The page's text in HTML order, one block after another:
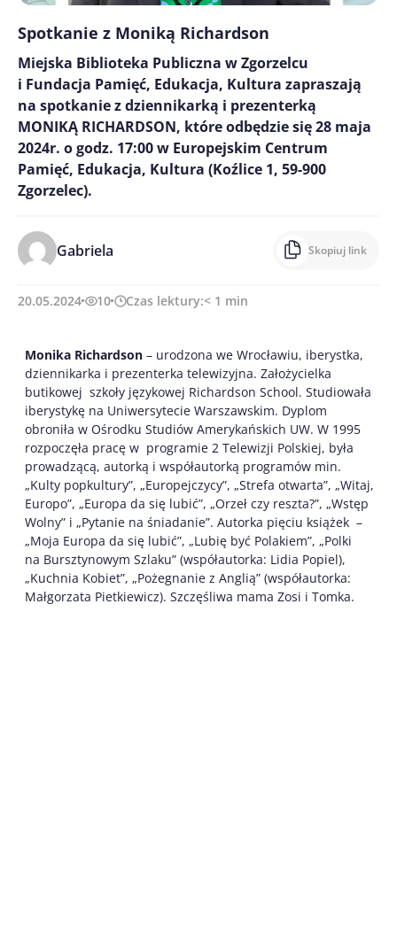
Spotkanie z Moniką Richardson
Miejska Biblioteka Publiczna w Zgorzelcu
i Fundacja Pamięć, Edukacja, Kultura zapraszają
na spotkanie z dziennikarką i prezenterką
MONIKĄ RICHARDSON, które odbędzie się 28 maja
2024r. o godz. 17:00 w Europejskim Centrum
Pamięć, Edukacja, Kultura (Koźlice 1, 59-900
Zgorzelec).
Gabriela Skopiuj link
20.05.2024 10 Czas lektury:< 1 min
Monika Richardson – urodzona we Wrocławiu, iberystka,
dziennikarka i prezenterka telewizyjna. Założycielka
butikowej szkoły językowej Richardson School. Studiowała
iberystykę na Uniwersytecie Warszawskim. Dyplom
obroniła w Ośrodku Studiów Amerykańskich UW. W 1995
rozpoczęła pracę w programie 2 Telewizji Polskiej, była
prowadzącą, autorką i współautorką programów min.
„Kulty popkultury”, „Europejczycy”, „Strefa otwarta”, „Witaj,
Europo”, „Europa da się lubić”, „Orzeł czy reszta?”, „Wstęp
Wolny” i „Pytanie na śniadanie”. Autorka pięciu książek –
„Moja Europa da się lubić”, „Lubię być Polakiem”, „Polki
na Bursztynowym Szlaku” (współautorka: Lidia Popiel),
„Kuchnia Kobiet”, „Pożegnanie z Anglią” (współautorka:
Małgorzata Pietkiewicz). Szczęśliwa mama Zosi i Tomka.